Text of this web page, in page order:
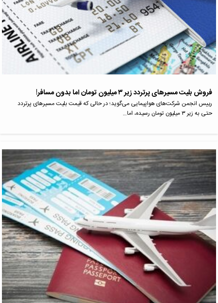
فروش بلیت مسیرهای پرتردد زیر ۳ میلیون تومان اما بدون مسافر!
رییس انجمن شرکت‌های هواپیمایی می‌گوید؛ در حالی که قیمت بلیت مسیرهای پرتردد
حتی به زیر ۳ میلیون تومان رسیده، اما…